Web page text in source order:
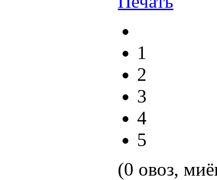
1
2
3
4
5
(0 овоз,